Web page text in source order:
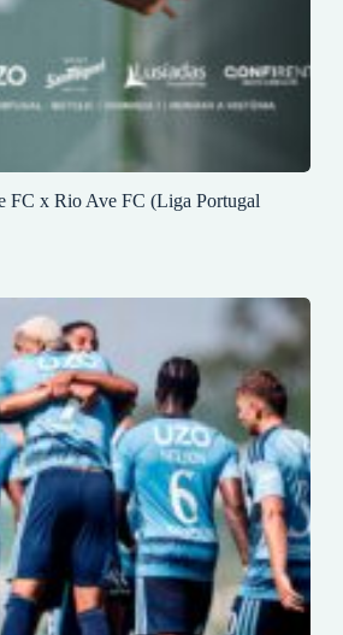
FC x Rio Ave FC (Liga Portugal